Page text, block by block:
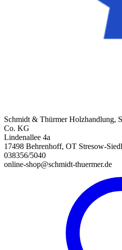
Schmidt & Thürmer Holzhandlung,
Co. KG
Lindenallee 4a
17498 Behrenhoff, OT Stresow-
038356/5040
online-shop@schmidt-thuermer.de